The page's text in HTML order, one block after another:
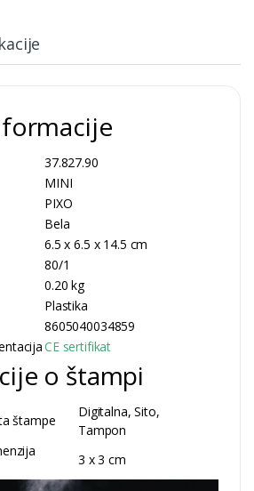
37.827.90
MINI
PIXO
Bela
6.5 x 6.5 x 14.5 cm
80/1
0.20 kg
Plastika
8605040034859
CE sertifikat
o štampi
štampe
Digitalna, Sito,
Tampon
3 x 3 cm